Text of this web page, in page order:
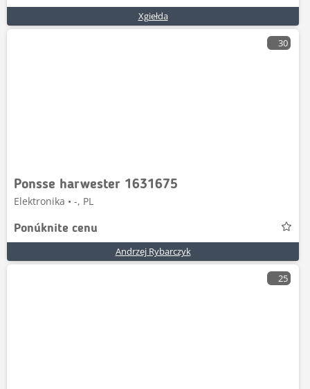
Xgiełda
30
Ponsse harwester 1631675
Elektronika • -, PL
Ponúknite cenu
Andrzej Rybarczyk
25